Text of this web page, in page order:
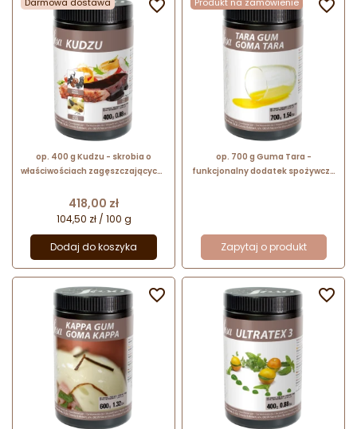
Darmowa dostawa
op. 400 g Kudzu - skrobia o
właściwościach zagęszczających i
Ingredients
Cena
418,00 zł
104,50 zł / 100 g
Dodaj do koszyka
 Produkt na zamówienie
op. 700 g Guma Tara -
funkcjonalny dodatek spożywczy
Zapytaj o produkt

 